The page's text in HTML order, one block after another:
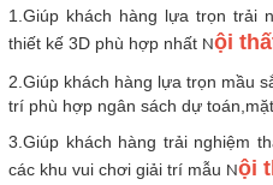
1.Giúp khách hàng lựa trọn trải
thiết kế 3D phù hợp nhất Nội
2.Giúp khách hàng lựa trọn mầu
trí phù hợp ngân sách dự
3.Giúp khách hàng trải nghiệm
các khu vui chơi giải trí mẫu Nội